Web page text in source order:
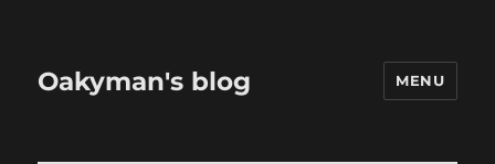
Oakyman's blog MENU